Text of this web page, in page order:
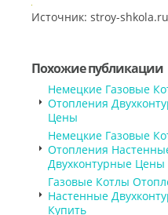
Источник: stroy-shkola.ru
Похожие публикации
Немецкие Газовые
Отопления
Цены
Немецкие Газовые
Отопления
Двухконтурные Цены
Газовые Котлы
Настенные
Купить